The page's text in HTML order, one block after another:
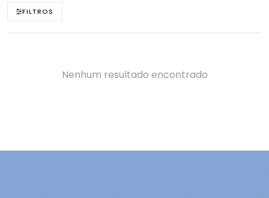
FILTROS
Nenhum resultado encontrado